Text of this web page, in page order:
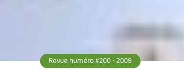
Revue numéro #200 - 2009